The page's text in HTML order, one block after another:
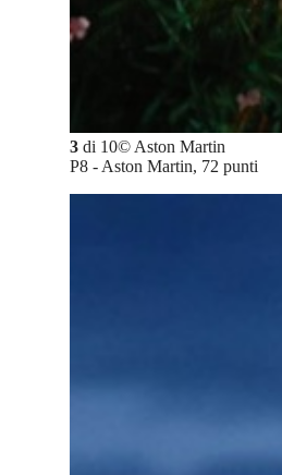
3 di 10© Aston Martin
P8 - Aston Martin, 72 punti